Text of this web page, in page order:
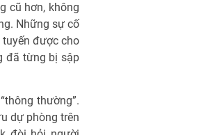
cũ hơn, không
Những sự cố
được cho
đã từng bị sập
thường”.
dự phòng trên